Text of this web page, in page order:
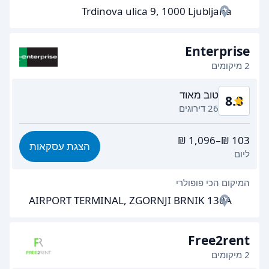
מהירות החזרת הרכב 9.1
ניקיון רכב
מצב הרכב
Trdinova ulica 9, 1000 Ljubljana
Enterprise
2 מיקומים
8.8 טוב מאוד
26 דירוגים
8.6
קלות מציאה 8.7
יעילות הסוכן
מהירות החזרת הרכב
ניקיון רכב
ליום
הצגת עסקאות
המיקום הכי פופולרי
AIRPORT TERMINAL, ZGORNJI BRNIK 130A
Free2rent
2 מיקומים